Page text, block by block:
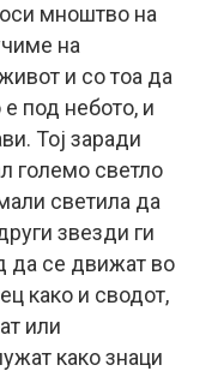
мноштво на
на
и со тоа да
под небото, и
Тој заради
големо светло
светила да
звезди ги
да се движат во
како и сводот,
или
како знаци